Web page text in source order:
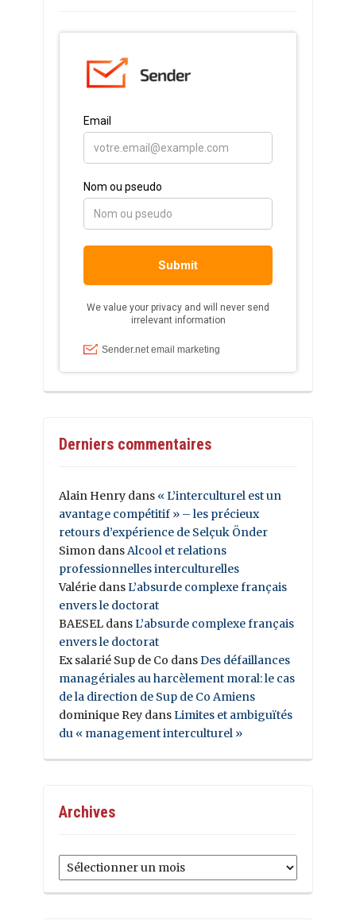
Derniers commentaires
Alain Henry dans « L’interculturel est un
avantage compétitif » – les précieux
retours d’expérience de Selçuk Önder
Simon dansAlcool et relations
professionnelles interculturelles
Valérie dansL’absurde complexe français
envers le doctorat
BAESEL dansL’absurde complexe français
envers le doctorat
Ex salarié Sup de Co dansDes défaillances
managériales au harcèlement moral: le cas
de la direction de Sup de Co Amiens
dominique Rey dansLimites et ambiguïtés
du « management interculturel »
Archives
Archives